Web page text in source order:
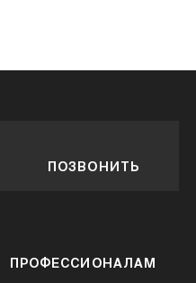
ПОЗВОНИТЬ
ПРОФЕССИОНАЛАМ